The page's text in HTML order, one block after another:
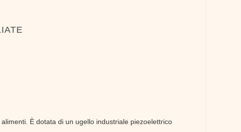
È dotata di un ugello industriale piezoelettrico